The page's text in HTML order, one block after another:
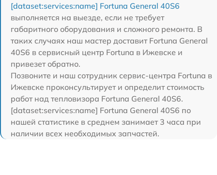
[dataset:services:name] Fortuna General 40S6
выполняется на выезде, если не требует
габаритного оборудования и сложного ремонта. В
таких случаях наш мастер доставит Fortuna General
40S6 в сервисный центр Fortuna в Ижевске и
привезет обратно.
Позвоните и наш сотрудник сервис-центра Fortuna в
Ижевске проконсультирует и определит стоимость
работ над тепловизора Fortuna General 40S6.
[dataset:services:name] Fortuna General 40S6 по
нашей статистике в среднем занимает 3 часа при
наличии всех необходимых запчастей.